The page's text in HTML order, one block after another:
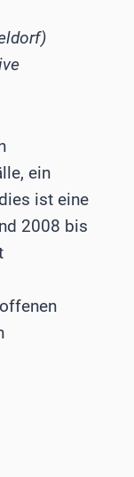
ein
ist eine
2008 bis